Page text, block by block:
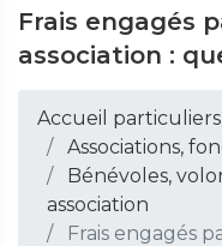
Frais engagés
association :
Accueil particuliers
Associations,
Bénévoles,
association
Frais engagés